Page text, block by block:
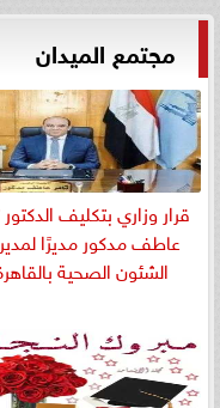
مجتمع الميدان
قرار وزاري بتكليف الدكتور
عاطف مدكور مديرًا
الشئون الصحية